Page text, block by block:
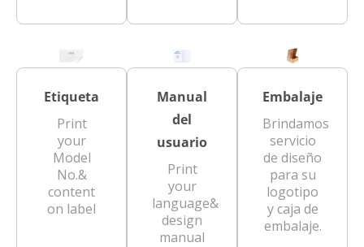
Etiqueta
Print
your
Model
No.&
content
on label
Manual
del
usuario
Print
your
language&
design
manual
Embalaje
Brindamos
servicio
de diseño
para su
logotipo
y caja de
embalaje.